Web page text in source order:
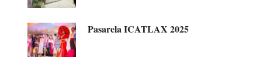
Pasarela ICATLAX 2025